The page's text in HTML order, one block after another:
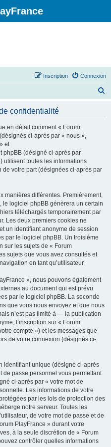
Connexion
Inscription
confidentialité
en détail comment « Forum
ci-après par « nous »,
et
phpBB (désigné ci-après par
utilisent toutes les informations
de votre part (désignées ci-après par
manières différentes. Premièrement,
le logiciel phpBB génèrera un certain
téléchargés temporairement par
Les deux premiers cookies ne
un identifiant anonyme de session
par le logiciel phpBB. Un troisième
sur les sujets de « Forum
sujets que vous avez consultés et
en tant qu’utilisateur.
», nous pouvons également
au document qui est prévu
par le logiciel phpBB. La seconde
que vous nous envoyez et que nous
n’est pas limité à — la publication
l’inscription sur « Forum
compte ») et les messages que
de votre connexion (désignés ci-
identifiant unique (désigné ci-après
de passe personnel vous permettant
ci-après par « votre mot de
Les informations de votre
par les lois de protection des
notre serveur. Toutes les
de votre mot de passe et de
PlayFrance » durant votre
à la seule discrétion de « Forum
contrôler quelles informations